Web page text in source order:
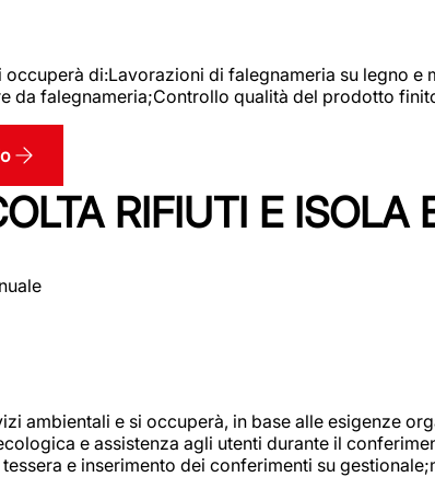
occuperà di:Lavorazioni di falegnameria su legno
da falegnameria;Controllo qualità del prodotto
RIFIUTI E ISOLA
ambientali e si occuperà, in base alle esigenze
e assistenza agli utenti durante il
e inserimento dei conferimenti su